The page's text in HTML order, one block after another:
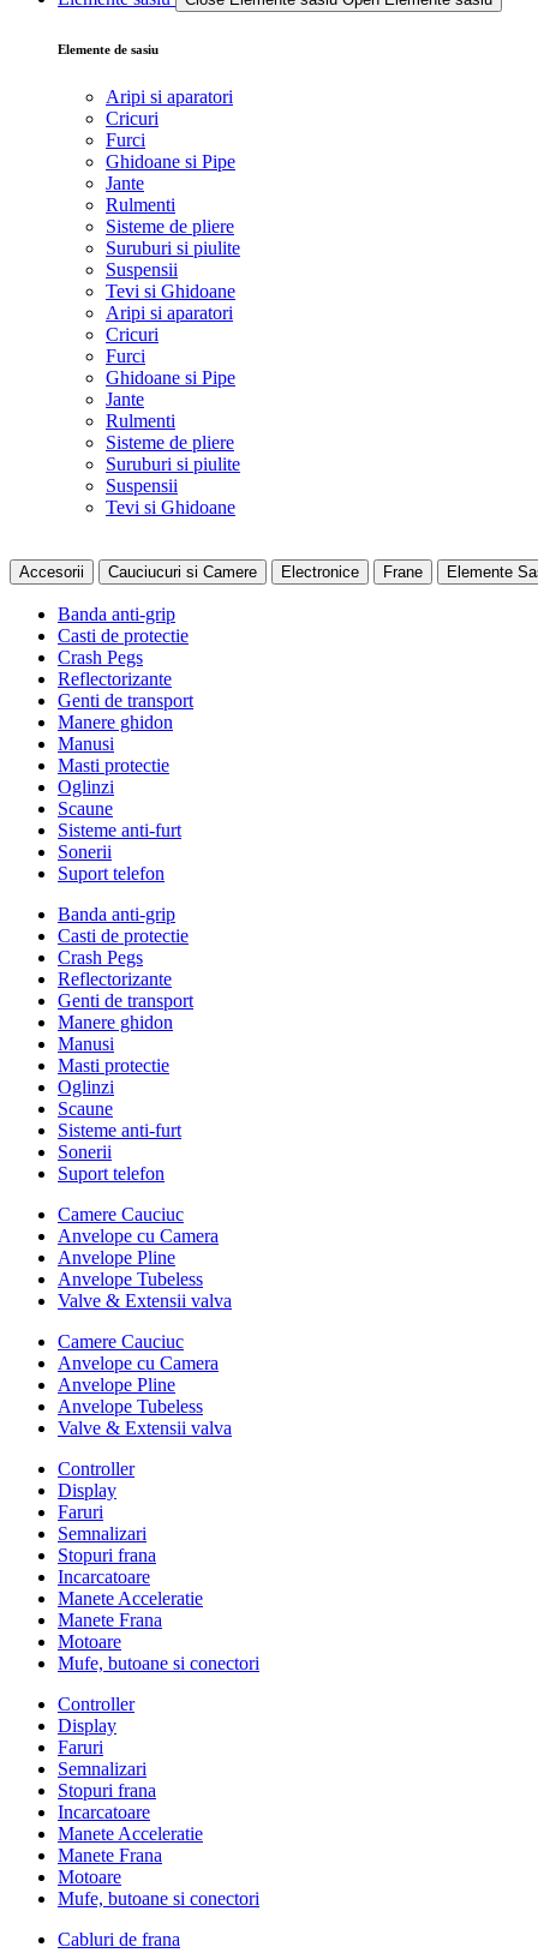
Elemente de sasiu
Aripi si aparatori
Cricuri
Furci
Ghidoane si Pipe
Jante
Rulmenti
Sisteme de pliere
Suruburi si piulite
Suspensii
Tevi si Ghidoane
Aripi si aparatori
Cricuri
Furci
Ghidoane si Pipe
Jante
Rulmenti
Sisteme de pliere
Suruburi si piulite
Suspensii
Tevi si Ghidoane
Accesorii Cauciucuri si Camere Electronice Frane Elemente
Banda anti-grip
Casti de protectie
Crash Pegs
Reflectorizante
Genti de transport
Manere ghidon
Manusi
Masti protectie
Oglinzi
Scaune
Sisteme anti-furt
Sonerii
Suport telefon
Banda anti-grip
Casti de protectie
Crash Pegs
Reflectorizante
Genti de transport
Manere ghidon
Manusi
Masti protectie
Oglinzi
Scaune
Sisteme anti-furt
Sonerii
Suport telefon
Camere Cauciuc
Anvelope cu Camera
Anvelope Pline
Anvelope Tubeless
Valve & Extensii valva
Camere Cauciuc
Anvelope cu Camera
Anvelope Pline
Anvelope Tubeless
Valve & Extensii valva
Controller
Display
Faruri
Semnalizari
Stopuri frana
Incarcatoare
Manete Acceleratie
Manete Frana
Motoare
Mufe, butoane si conectori
Controller
Display
Faruri
Semnalizari
Stopuri frana
Incarcatoare
Manete Acceleratie
Manete Frana
Motoare
Mufe, butoane si conectori
Cabluri de frana